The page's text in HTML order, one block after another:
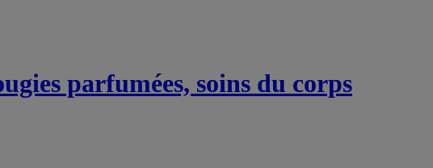
parfumées, soins du corps